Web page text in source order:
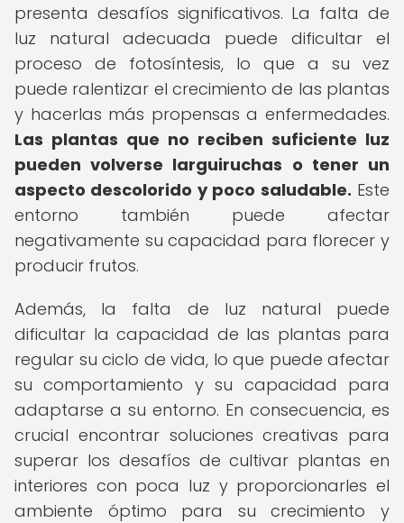
presenta desafíos significativos. La falta de
luz natural adecuada puede dificultar el
proceso de fotosíntesis, lo que a su vez
puede ralentizar el crecimiento de las plantas
y hacerlas más propensas a enfermedades.
Las plantas que no reciben suficiente luz
pueden volverse larguiruchas o tener un
aspecto descolorido y poco saludable. Este
entorno también puede afectar
negativamente su capacidad para florecer y
producir frutos.
Además, la falta de luz natural puede
dificultar la capacidad de las plantas para
regular su ciclo de vida, lo que puede afectar
su comportamiento y su capacidad para
adaptarse a su entorno. En consecuencia, es
crucial encontrar soluciones creativas para
superar los desafíos de cultivar plantas en
interiores con poca luz y proporcionarles el
ambiente óptimo para su crecimiento y